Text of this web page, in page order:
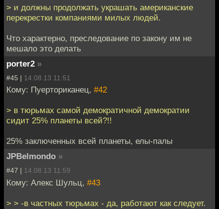
> и должны продолжать украшать американские
перекрестки компаниями милых людей.
Что характерно, преследование по закону им не
мешало это делать
porter2 »
#45 | 14.08.13 11:51
Кому: Пуерториканец, #42
> в тюрьмах самой демократичной демократии
сидит 25% планеты всей?!!
25% заключенных всей планеты, елы-палы
JPBelmondo »
#47 | 14.08.13 11:59
Кому: Алекс Шульц, #43
> > -в частных тюрьмах - да, работают как следует.